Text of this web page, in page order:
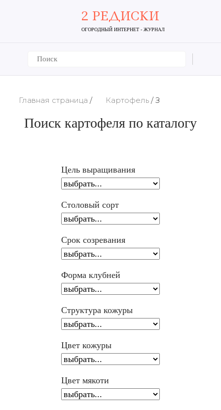
2 РЕДИСКИ
ОГОРОДНЫЙ ИНТЕРНЕТ - ЖУРНАЛ
Главная страница / Картофель / З
Поиск картофеля по каталогу
Цель выращивания
Столовый сорт
Срок созревания
Форма клубней
Структура кожуры
Цвет кожуры
Цвет мякоти